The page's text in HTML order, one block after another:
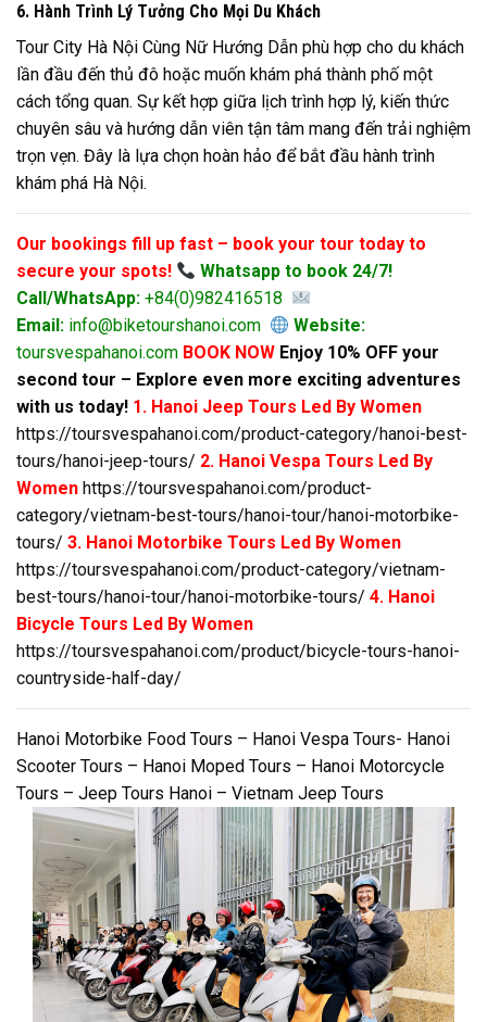
6. Hành Trình Lý Tưởng Cho Mọi Du Khách
Tour City Hà Nội Cùng Nữ Hướng Dẫn phù hợp cho du khách
lần đầu đến thủ đô hoặc muốn khám phá thành phố một
cách tổng quan. Sự kết hợp giữa lịch trình hợp lý, kiến thức
chuyên sâu và hướng dẫn viên tận tâm mang đến trải nghiệm
trọn vẹn. Đây là lựa chọn hoàn hảo để bắt đầu hành trình
khám phá Hà Nội.
Our bookings fill up fast – book your tour today to
secure your spots!
Whatsapp to book 24/7!
Call/WhatsApp: +84(0)982416518
Email: info@biketourshanoi.com
Website:
toursvespahanoi.com BOOK NOW Enjoy 10% OFF your
second tour – Explore even more exciting adventures
with us today! 1. Hanoi Jeep Tours Led By Women
https://toursvespahanoi.com/product-category/hanoi-best-
tours/hanoi-jeep-tours/ 2. Hanoi Vespa Tours Led By
Women https://toursvespahanoi.com/product-
category/vietnam-best-tours/hanoi-tour/hanoi-motorbike-
tours/ 3. Hanoi Motorbike Tours Led By Women
https://toursvespahanoi.com/product-category/vietnam-
best-tours/hanoi-tour/hanoi-motorbike-tours/ 4. Hanoi
Bicycle Tours Led By Women
https://toursvespahanoi.com/product/bicycle-tours-hanoi-
countryside-half-day/
Hanoi Motorbike Food Tours – Hanoi Vespa Tours- Hanoi
Scooter Tours – Hanoi Moped Tours – Hanoi Motorcycle
Tours – Jeep Tours Hanoi – Vietnam Jeep Tours